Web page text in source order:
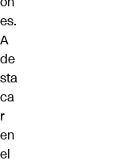
es.
A
de
sta
ca
r
en
el